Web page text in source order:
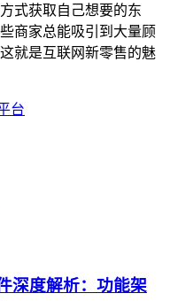
式获取自己想要的东
商家总能吸引到大量顾
就是互联网新零售的魅
台
深度解析：功能架